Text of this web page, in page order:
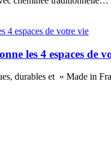
les 4 espaces de
durables et « Made in